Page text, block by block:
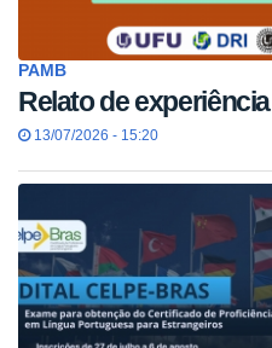
PAMB
Relato de experiência
13/07/2026 - 15:20